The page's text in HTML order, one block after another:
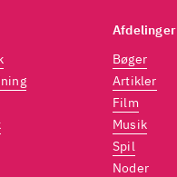
Afdelinger
Bøger
Artikler
Film
Musik
Spil
Noder